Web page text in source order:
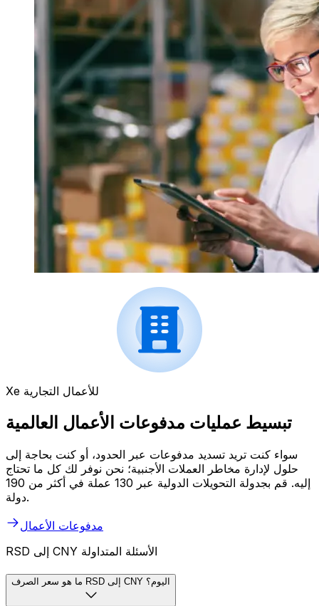
Xe للأعمال التجارية
تبسيط عمليات مدفوعات الأعمال العالمية
سواء كنت تريد تسديد مدفوعات عبر الحدود، أو كنت بحاجة إلى
حلول لإدارة مخاطر العملات الأجنبية؛ نحن نوفر لك كل ما تحتاج
إليه. قم بجدولة التحويلات الدولية عبر 130 عملة في أكثر من 190
دولة.
مدفوعات الأعمال
RSD إلى CNY الأسئلة المتداولة
ما هو سعر الصرف RSD إلى CNY اليوم؟